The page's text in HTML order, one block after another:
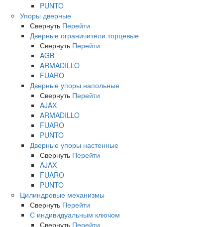
PUNTO
Упоры дверные
Свернуть Перейти
Дверные ограничители торцевые
Свернуть Перейти
AGB
ARMADILLO
FUARO
Дверные упоры напольные
Свернуть Перейти
AJAX
ARMADILLO
FUARO
PUNTO
Дверные упоры настенные
Свернуть Перейти
AJAX
FUARO
PUNTO
Цилиндровые механизмы
Свернуть Перейти
С индивидуальным ключом
Свернуть Перейти